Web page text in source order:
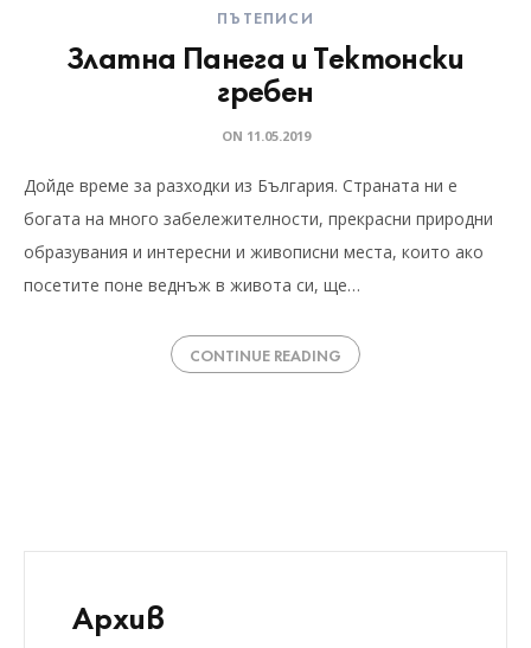
ПЪТЕПИСИ
Златна Панега и Тектонски
гребен
ON 11.05.2019
Дойде време за разходки из България. Страната ни е
богата на много забележителности, прекрасни природни
образувания и интересни и живописни места, които ако
посетите поне веднъж в живота си, ще…
CONTINUE READING
Архив